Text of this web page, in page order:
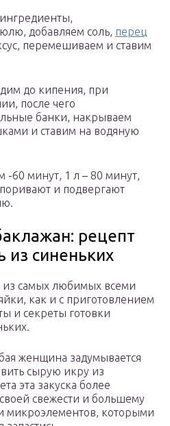
добавляем соль, перец
перемешиваем и ставим
до кипения, при
после чего
банки, накрываем
и ставим на водяную
-60 минут, 1 л – 80 минут,
и подвергают
рецепт
из синеньких
из самых любимых всеми
как и с приготовлением
и секреты готовки
женщина задумывается
сырую икру из
эта закуска более
свежести и большему
микроэлементов, которыми